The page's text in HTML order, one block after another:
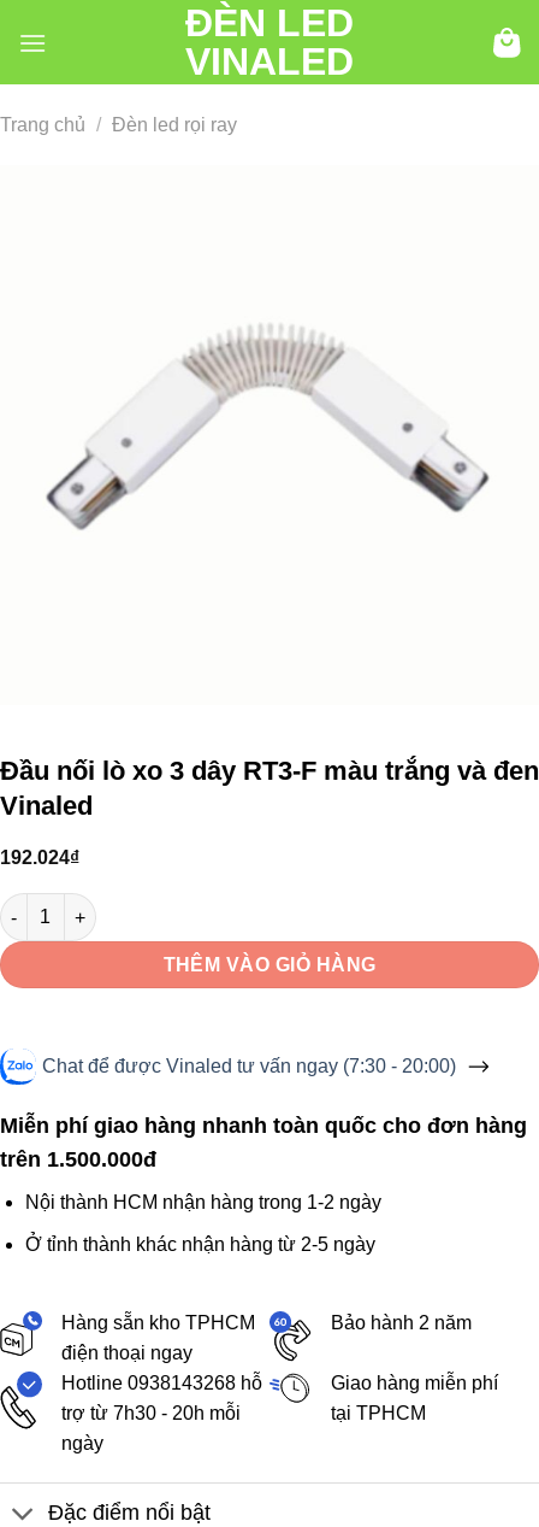
đến
ĐÈN LED
VINALED
Trang chủ / Đèn led rọi ray
Đầu nối lò xo 3 dây RT3-F màu trắng và đen
Vinaled
192.024₫
Đầu nối lò xo 3 dây RT3-F màu trắng và đen Vinaled số lượng
THÊM VÀO GIỎ HÀNG
Chat để được Vinaled tư vấn ngay (7:30 - 20:00)
Miễn phí giao hàng nhanh toàn quốc cho đơn hàng
trên 1.500.000đ
Nội thành HCM nhận hàng trong 1-2 ngày
Ở tỉnh thành khác nhận hàng từ 2-5 ngày
Hàng sẵn kho TPHCM
điện thoại ngay
Bảo hành 2 năm
Hotline 0938143268 hỗ
trợ từ 7h30 - 20h mỗi
ngày
Giao hàng miễn phí
tại TPHCM
Đặc điểm nổi bật